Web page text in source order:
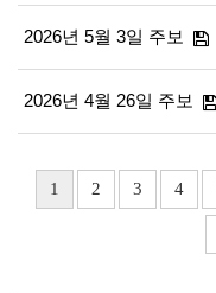
2026년 5월 3일 주보
2026년 4월 26일 주보
1 2 3 4